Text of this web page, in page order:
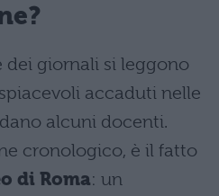
dei giornali si leggono
accaduti nelle
alcuni docenti.
cronologico, è il fatto
di Roma: un